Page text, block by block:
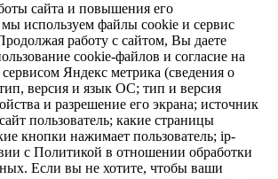
сайта и повышения его
используем файлы cookie и сервис
работу с сайтом, Вы даете
cookie-файлов и согласие на
Яндекс метрика (сведения о
версия и язык ОС; тип и версия
и разрешение его экрана; источник
пользователь; какие страницы
кнопки нажимает пользователь; ip-
с Политикой в отношении обработки
Если вы не хотите, чтобы ваши